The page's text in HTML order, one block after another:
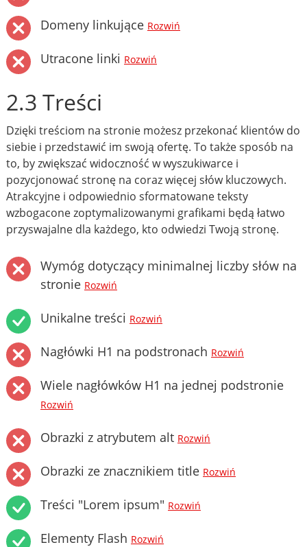
Domeny linkujące Rozwiń
Utracone linki Rozwiń
2.3 Treści
Dzięki treściom na stronie możesz przekonać klientów do
siebie i przedstawić im swoją ofertę. To także sposób na
to, by zwiększać widoczność w wyszukiwarce i
pozycjonować stronę na coraz więcej słów kluczowych.
Atrakcyjne i odpowiednio sformatowane teksty
wzbogacone zoptymalizowanymi grafikami będą łatwo
przyswajalne dla każdego, kto odwiedzi Twoją stronę.
Wymóg dotyczący minimalnej liczby słów na
stronie Rozwiń
Unikalne treści Rozwiń
Nagłówki H1 na podstronach Rozwiń
Wiele nagłówków H1 na jednej podstronie
Rozwiń
Obrazki z atrybutem alt Rozwiń
Obrazki ze znacznikiem title Rozwiń
Treści "Lorem ipsum" Rozwiń
Elementy Flash Rozwiń